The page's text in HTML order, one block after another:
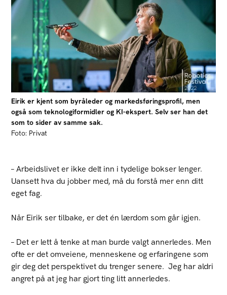
Eirik er kjent som byråleder og markedsføringsprofil, men
også som teknologiformidler og KI-ekspert. Selv ser han det
som to sider av samme sak.
Foto: Privat
– Arbeidslivet er ikke delt inn i tydelige bokser lenger.
Uansett hva du jobber med, må du forstå mer enn ditt
eget fag.
Når Eirik ser tilbake, er det én lærdom som går igjen.
– Det er lett å tenke at man burde valgt annerledes. Men
ofte er det omveiene, menneskene og erfaringene som
gir deg det perspektivet du trenger senere. Jeg har aldri
angret på at jeg har gjort ting litt annerledes.